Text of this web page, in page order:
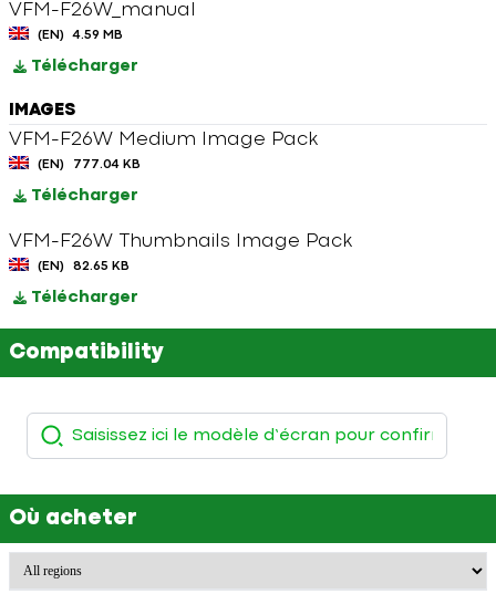
VFM-F26W_manual
(EN) 4.59 MB
Télécharger
IMAGES
VFM-F26W Medium Image Pack
(EN) 777.04 KB
Télécharger
VFM-F26W Thumbnails Image Pack
(EN) 82.65 KB
Télécharger
Compatibility
Où acheter